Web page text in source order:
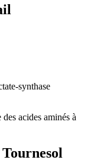
synthase
acides aminés à